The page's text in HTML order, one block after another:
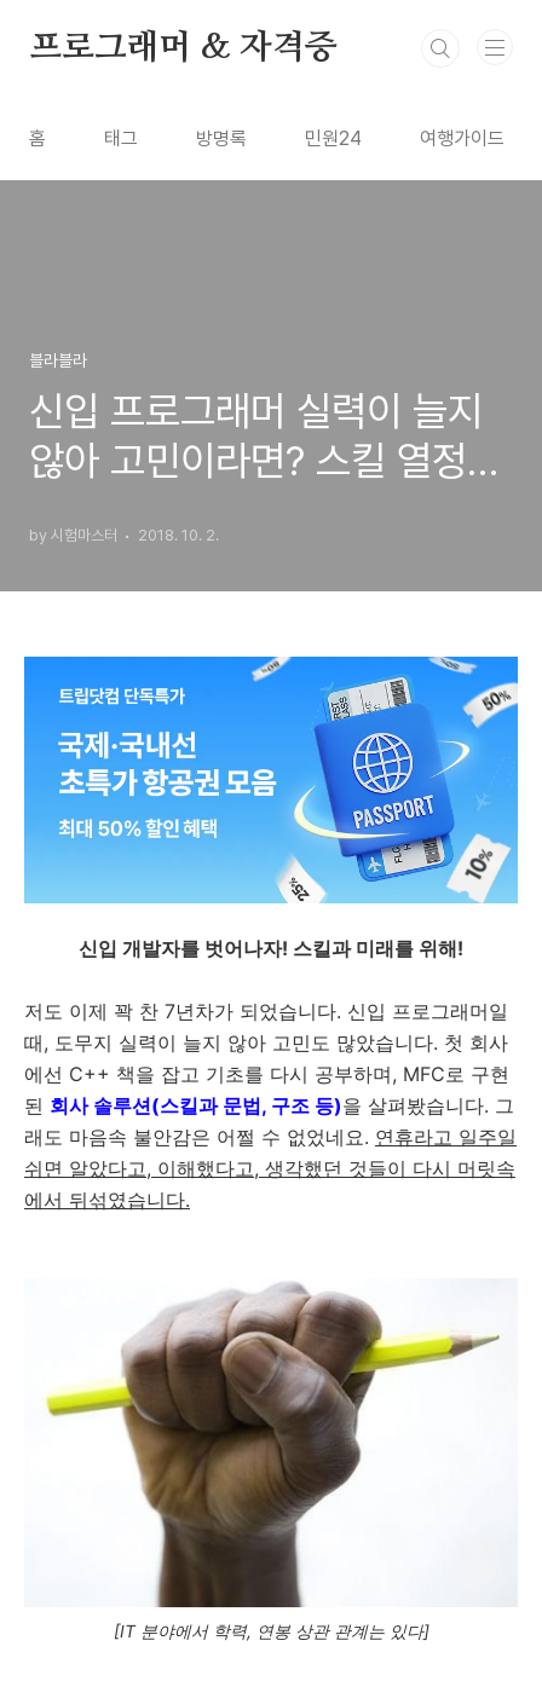
프로그래머 & 자격증
홈 태그 방명록 민원24 여행가이드
블라블라
신입 프로그래머 실력이 늘지
않아 고민이라면? 스킬 열정
by 시험마스터 2018. 10. 2.
신입 개발자를 벗어나자! 스킬과 미래를 위해!
저도 이제 꽉 찬 7년차가 되었습니다. 신입 프로그래머일
때, 도무지 실력이 늘지 않아 고민도 많았습니다. 첫 회사
에선 C++ 책을 잡고 기초를 다시 공부하며, MFC로 구현
된 회사 솔루션(스킬과 문법, 구조 등)을 살펴봤습니다. 그
래도 마음속 불안감은 어쩔 수 없었네요. 연휴라고 일주일
쉬면 알았다고, 이해했다고, 생각했던 것들이 다시 머릿속
에서 뒤섞였습니다.
[IT 분야에서 학력, 연봉 상관 관계는 있다]